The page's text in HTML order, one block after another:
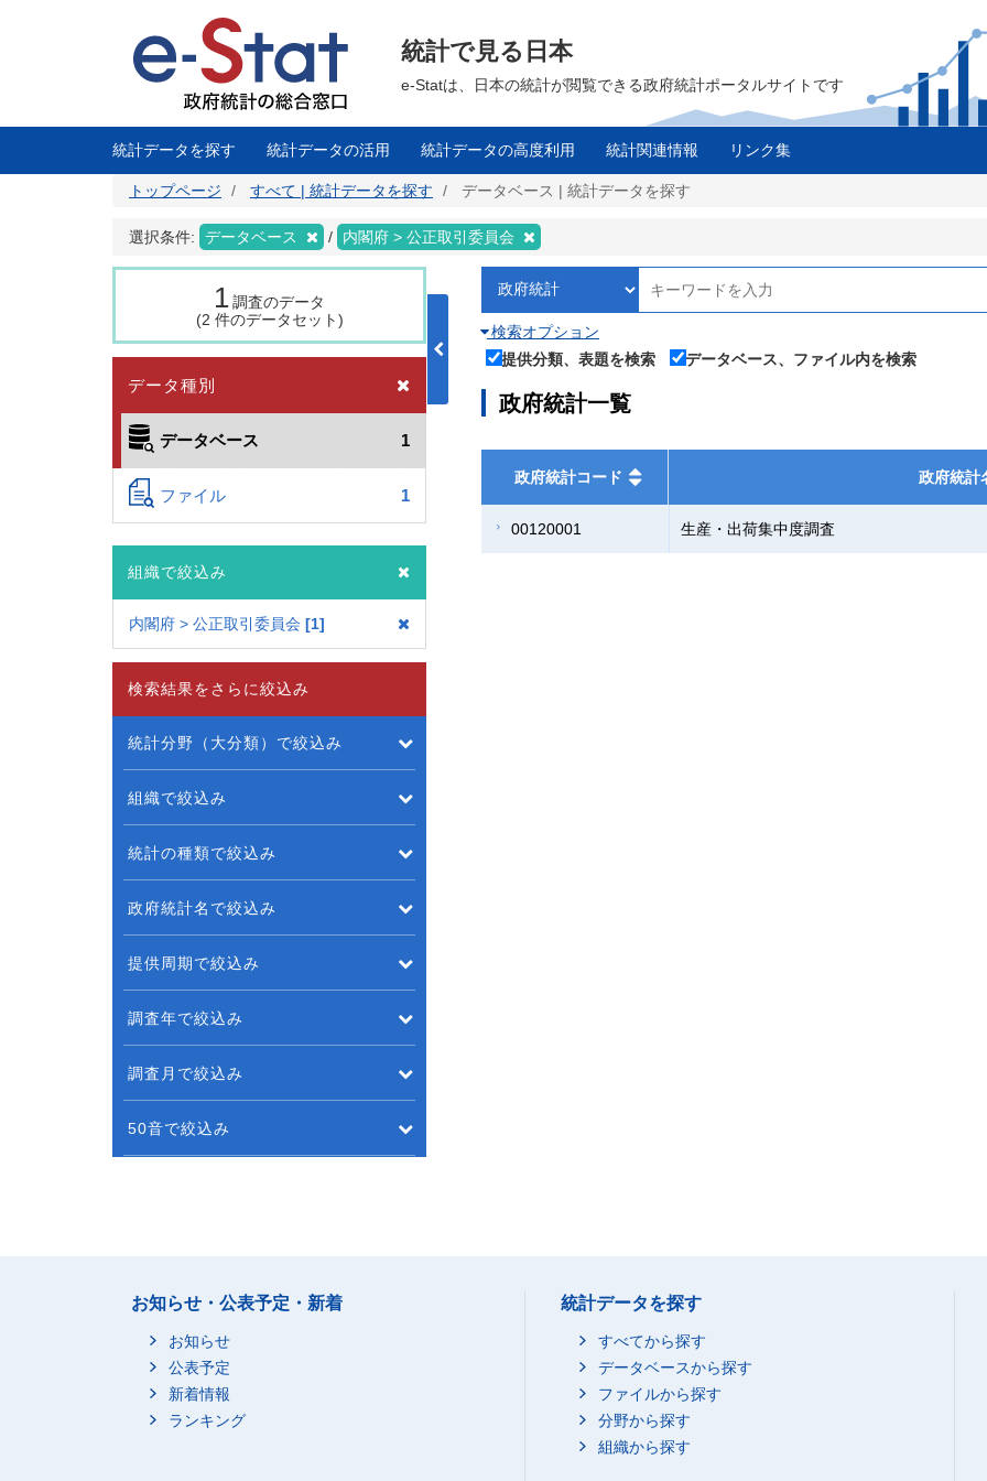
に
統計で見る日本
e-Statは、日本の統計が閲覧できる政府統計ポータルサイトです
統計データを探す 統計データの活用 統計データの高度利用 統計関連情報 リンク集
トップページ すべて | 統計データを探す データベース | 統計データを探す
選択条件: データベース 内閣府 > 公正取引委員会
1調査のデータ
(2 件のデータセット)
データ種別
データベース 1
ファイル 1
組織で絞込み
内閣府 > 公正取引委員会 1
検索オプション
提供分類、表題を検索
データベース、ファイル内を検索
政府統計一覧
政府統計コード 政府統計
00120001 生産・出荷集中度調査
検索結果をさらに絞込み
統計分野（大分類）で絞込み
組織で絞込み
統計の種類で絞込み
政府統計名で絞込み
提供周期で絞込み
調査年で絞込み
調査月で絞込み
50音で絞込み
お知らせ・公表予定・新着
お知らせ
公表予定
新着情報
ランキング
統計データを探す
すべてから探す
データベースから探す
ファイルから探す
分野から探す
組織から探す